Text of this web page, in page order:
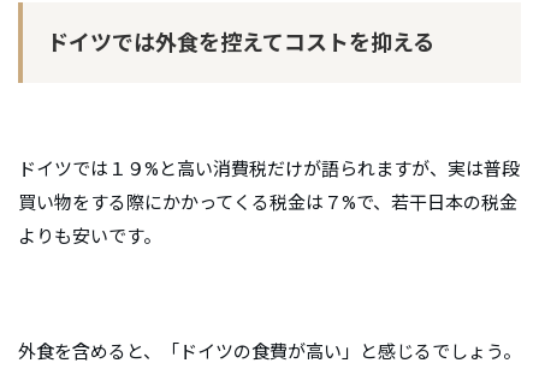
ドイツでは外食を控えてコストを抑える
ドイツでは１９%と高い消費税だけが語られますが、実は普段
買い物をする際にかかってくる税金は７%で、若干日本の税金
よりも安いです。
外食を含めると、「ドイツの食費が高い」と感じるでしょう。